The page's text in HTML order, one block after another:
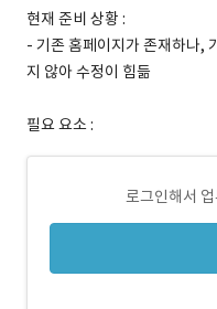
현재 준비 상황 :
- 기존 홈페이지가 존재하나,
지 않아 수정이 힘듦
필요 요소 :
로그인해서